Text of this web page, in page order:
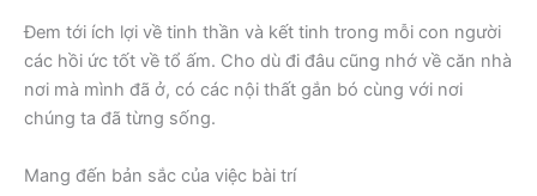
Đem tới ích lợi về tinh thần và kết tinh trong mỗi con người
các hồi ức tốt về tổ ấm. Cho dù đi đâu cũng nhớ về căn nhà
nơi mà mình đã ở, có các nội thất gắn bó cùng với nơi
chúng ta đã từng sống.
Mang đến bản sắc của việc bài trí